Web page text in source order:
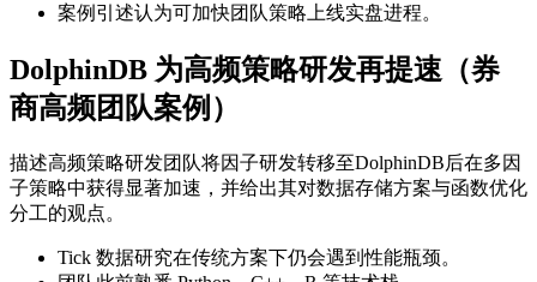
案例引述认为可加快团队策略上线实盘进程。
DolphinDB 为高频策略研发再提速（券
商高频团队案例）
描述高频策略研发团队将因子研发转移至DolphinDB后在多因
子策略中获得显著加速，并给出其对数据存储方案与函数优化
分工的观点。
Tick 数据研究在传统方案下仍会遇到性能瓶颈。